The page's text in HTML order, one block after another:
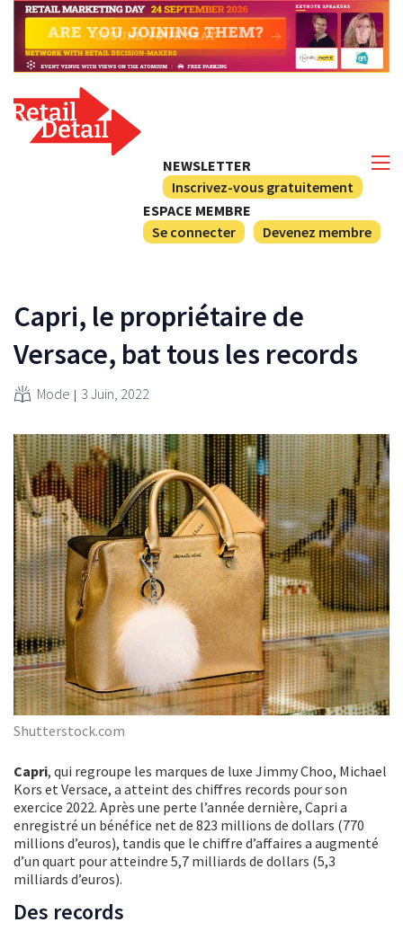
NEWSLETTER
Inscrivez-vous gratuitement
ESPACE MEMBRE
Se connecter
Devenez membre
Capri, le propriétaire de
Versace, bat tous les records
Mode 3 Juin, 2022
Shutterstock.com
Capri, qui regroupe les marques de luxe Jimmy Choo, Michael
Kors et Versace, a atteint des chiffres records pour son
exercice 2022. Après une perte l’année dernière, Capri a
enregistré un bénéfice net de 823 millions de dollars (770
millions d’euros), tandis que le chiffre d’affaires a augmenté
d’un quart pour atteindre 5,7 milliards de dollars (5,3
milliards d’euros).
Des records